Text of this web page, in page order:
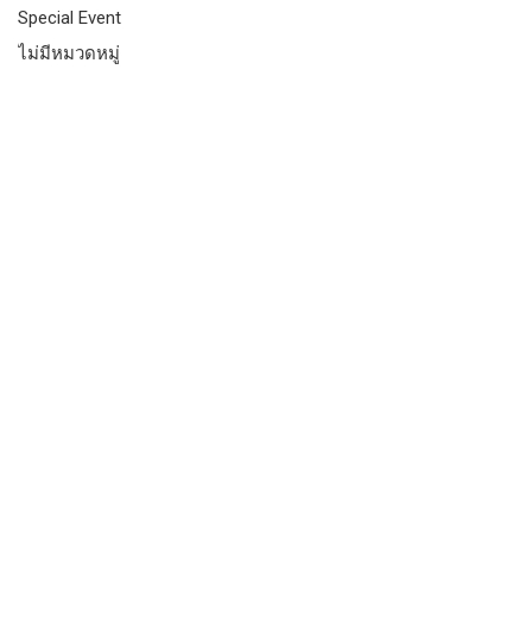
Special Event
ไม่มีหมวดหมู่